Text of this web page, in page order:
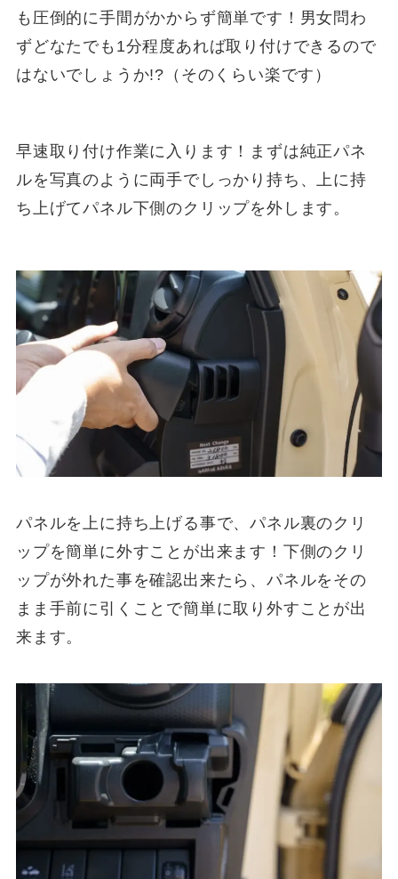
も圧倒的に手間がかからず簡単です！男女問わ
ずどなたでも1分程度あれば取り付けできるので
はないでしょうか!?（そのくらい楽です）
早速取り付け作業に入ります！まずは純正パネ
ルを写真のように両手でしっかり持ち、上に持
ち上げてパネル下側のクリップを外します。
パネルを上に持ち上げる事で、パネル裏のクリ
ップを簡単に外すことが出来ます！下側のクリ
ップが外れた事を確認出来たら、パネルをその
まま手前に引くことで簡単に取り外すことが出
来ます。